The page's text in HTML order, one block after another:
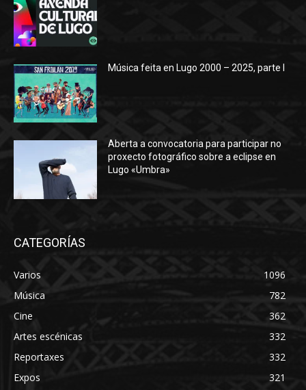
Música feita en Lugo 2000 – 2025, parte I
Aberta a convocatoria para participar no
proxecto fotográfico sobre a eclipse en
Lugo «Umbra»
CATEGORÍAS
Varios
1096
Música
782
Cine
362
Artes escénicas
332
Reportaxes
332
Expos
321